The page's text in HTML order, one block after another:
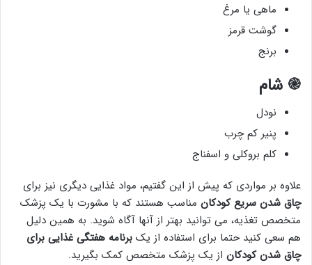
ماهی یا مرغ
گوشت قرمز
برنج
֎ شام
نودل
پنیر کم چرب
کلم بروکلی و اسفناج
علاوه بر مواردی که پیش از این گفتیم، مواد غذایی دیگری نیز برای
چاق شدن سریع کودکان مناسب هستند که با مشورت با یک پزشک
متخصص تغذیه، می توانید بهتر از آنها آگاه شوید. به همین دلیل
هم سعی کنید حتما برای استفاده از یک برنامه هفتگی غذایی برای
چاق شدن کودکان از یک پزشک متخصص کمک بگیرید.